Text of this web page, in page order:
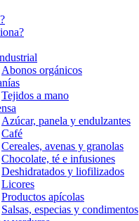
Abonos orgánicos
Tejidos a mano
Azúcar, panela y endulzantes
Café
Cereales, avenas y granolas
Chocolate, té e infusiones
Deshidratados y liofilizados
Licores
Productos apícolas
Salsas, especias y condimentos